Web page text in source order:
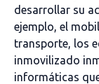
desarrollar su
ejemplo, el
transporte, los
inmovilizado
informáticas